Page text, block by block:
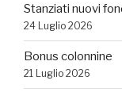
Stanziati nuovi
24 Luglio 2026
Bonus colonnine
21 Luglio 2026